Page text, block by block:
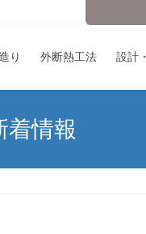
り 外断熱工法 設計
着情報